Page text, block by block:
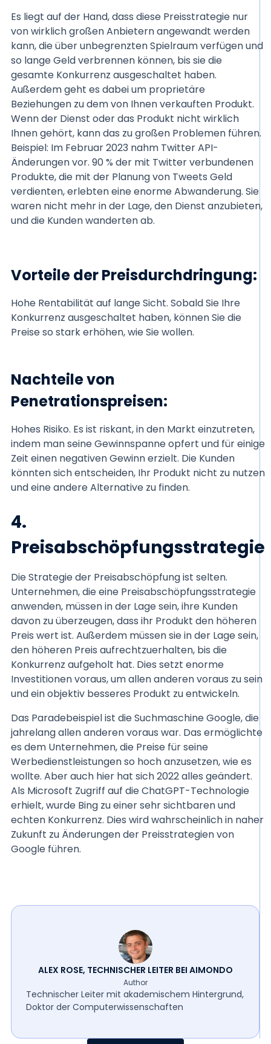
Es liegt auf der Hand, dass diese Preisstrategie nur
von wirklich großen Anbietern angewandt werden
kann, die über unbegrenzten Spielraum verfügen und
so lange Geld verbrennen können, bis sie die
gesamte Konkurrenz ausgeschaltet haben.
Außerdem geht es dabei um proprietäre
Beziehungen zu dem von Ihnen verkauften Produkt.
Wenn der Dienst oder das Produkt nicht wirklich
Ihnen gehört, kann das zu großen Problemen führen.
Beispiel: Im Februar 2023 nahm Twitter API-
Änderungen vor. 90 % der mit Twitter verbundenen
Produkte, die mit der Planung von Tweets Geld
verdienten, erlebten eine enorme Abwanderung. Sie
waren nicht mehr in der Lage, den Dienst anzubieten,
und die Kunden wanderten ab.
Vorteile der Preisdurchdringung:
Hohe Rentabilität auf lange Sicht. Sobald Sie Ihre
Konkurrenz ausgeschaltet haben, können Sie die
Preise so stark erhöhen, wie Sie wollen.
Nachteile von
Penetrationspreisen:
Hohes Risiko. Es ist riskant, in den Markt einzutreten,
indem man seine Gewinnspanne opfert und für einige
Zeit einen negativen Gewinn erzielt. Die Kunden
könnten sich entscheiden, Ihr Produkt nicht zu nutzen
und eine andere Alternative zu finden.
4.
Preisabschöpfungsstrategie
Die Strategie der Preisabschöpfung ist selten.
Unternehmen, die eine Preisabschöpfungsstrategie
anwenden, müssen in der Lage sein, ihre Kunden
davon zu überzeugen, dass ihr Produkt den höheren
Preis wert ist. Außerdem müssen sie in der Lage sein,
den höheren Preis aufrechtzuerhalten, bis die
Konkurrenz aufgeholt hat. Dies setzt enorme
Investitionen voraus, um allen anderen voraus zu sein
und ein objektiv besseres Produkt zu entwickeln.
Das Paradebeispiel ist die Suchmaschine Google, die
jahrelang allen anderen voraus war. Das ermöglichte
es dem Unternehmen, die Preise für seine
Werbedienstleistungen so hoch anzusetzen, wie es
wollte. Aber auch hier hat sich 2022 alles geändert.
Als Microsoft Zugriff auf die ChatGPT-Technologie
erhielt, wurde Bing zu einer sehr sichtbaren und
echten Konkurrenz. Dies wird wahrscheinlich in naher
Zukunft zu Änderungen der Preisstrategien von
Google führen.
ALEX ROSE, TECHNISCHER LEITER BEI AIMONDO
Author
Technischer Leiter mit akademischem Hintergrund,
Doktor der Computerwissenschaften